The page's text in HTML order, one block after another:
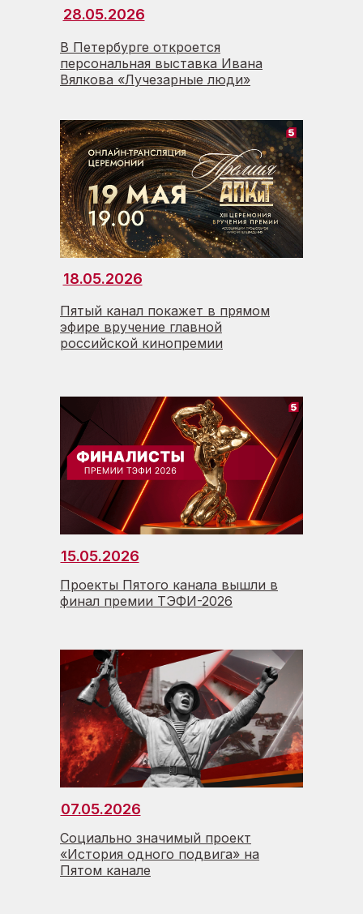
18.05.2026
Пятый канал покажет в прямом
эфире вручение главной
российской кинопремии
28.05.2026
В Петербурге откроется
персональная выставка Ивана
Вялкова «Лучезарные люди»
15.05.2026
Проекты Пятого канала вышли в
финал премии ТЭФИ-2026
07.05.2026
Социально значимый проект
«История одного подвига» на
Пятом канале